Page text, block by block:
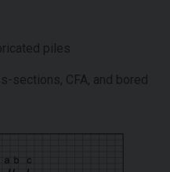
piles
sections, CFA, and bored